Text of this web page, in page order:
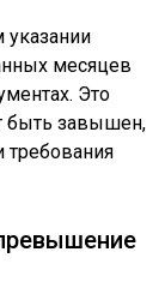
месяцев
Это
быть завышен,